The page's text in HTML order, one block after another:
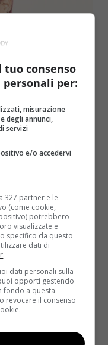
faccio per
il suo primo
meravigliosa...
consenso
per:
misurazione
degli annunci,
servizi
e/o accedervi
327 partner e le
(come cookie,
potrebbero
visualizzate e
specifico da questo
dati di
.
dati personali sulla
opporti gestendo
fondo a questa
revocare il consenso